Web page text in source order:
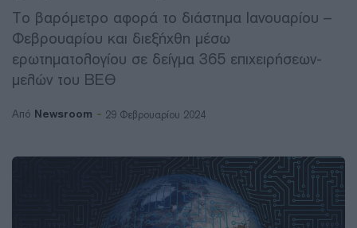
Το βαρόμετρο αφορά το διάστημα Ιανουαρίου –
Φεβρουαρίου και διεξήχθη μέσω
ερωτηματολογίου σε δείγμα 365 επιχειρήσεων-
μελών του ΒΕΘ
Από Newsroom 29 Φεβρουαρίου 2024